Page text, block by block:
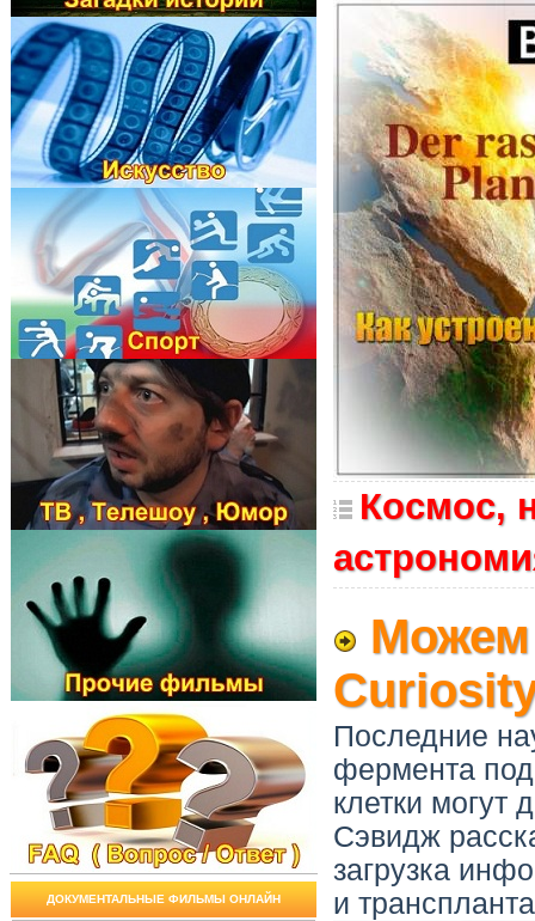
ДОКУМЕНТАЛЬНЫЕ ФИЛЬМЫ ОНЛАЙН
Космос,
Можем
Последние
фермента под
клетки могут
Сэвидж
загрузка
и